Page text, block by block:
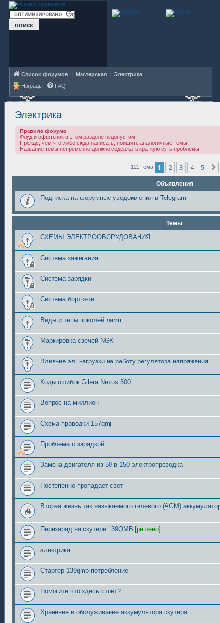
Список форумов Мастерская
Электрика
Награды
FAQ
Электрика
Правила форума
Флуд и оффтопик в этом разделе недопустим.
Прежде, чем что-либо сюда написать, поищите аналогичные темы.
Название темы непременно должно содержать краткую суть проблемы.
121 тема 1 2 3 4 5
Объявления
Подписка на форумные уведомления в Telegram
Темы
СХЕМЫ ЭЛЕКТРООБОРУДОВАНИЯ
Система зажигания
Система зарядки
Система бортсети
Виды и типы цоколей ламп
Маркировка свечей NGK
Влияние эл. нагрузки на работу регулятора напряжения
Коды ошибок Gilera Nexus 500
Вопрос на миллион
Схема проводки 157qmj
Проблема с зарядкой
Замена двигателя из 50 в 150 электропроводка
Постепенно пропадает свет
Вторая жизнь так называемого гелевого (AGM)
Перезаряд на скутере 139QMB [решено]
электрика
Стартер 139qmb потребление
Помогите что здесь стоит?
Хранение и обслуживание аккумулятора скутера